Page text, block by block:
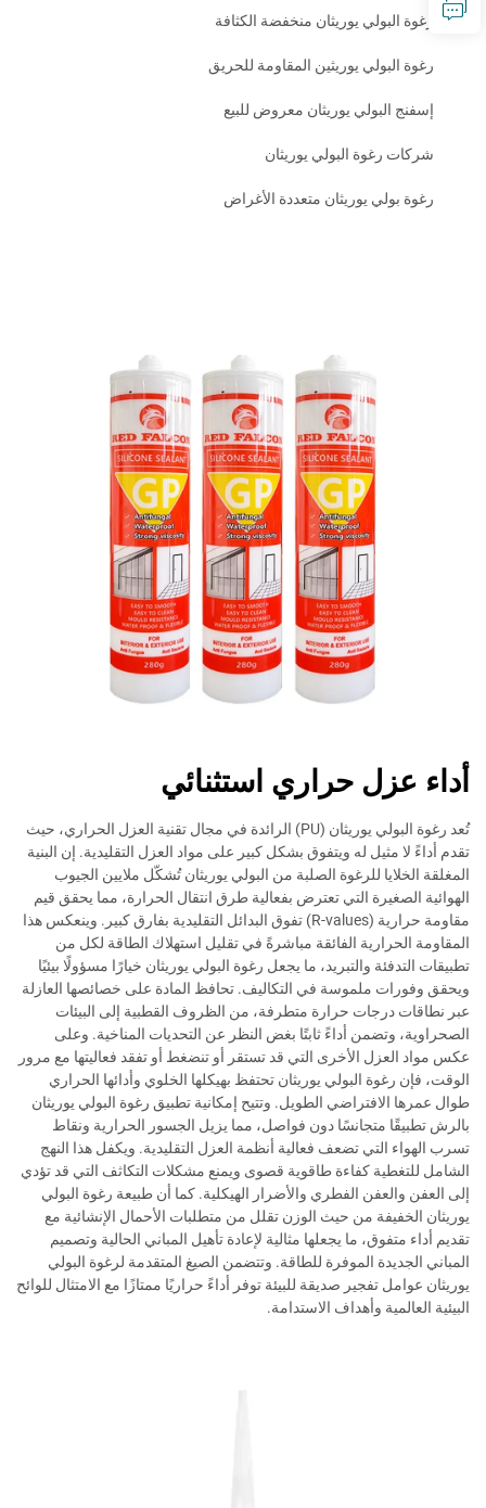
رغوة البولي يوريثان منخفضة الكثافة
رغوة البولي يوريثين المقاومة للحريق
إسفنج البولي يوريثان معروض للبيع
شركات رغوة البولي يوريثان
رغوة بولي يوريثان متعددة الأغراض
أداء عزل حراري استثنائي
تُعد رغوة البولي يوريثان (PU) الرائدة في مجال تقنية العزل الحراري، حيث
تقدم أداءً لا مثيل له ويتفوق بشكل كبير على مواد العزل التقليدية. إن البنية
المغلقة الخلايا للرغوة الصلبة من البولي يوريثان تُشكّل ملايين الجيوب
الهوائية الصغيرة التي تعترض بفعالية طرق انتقال الحرارة، مما يحقق قيم
مقاومة حرارية (R-values) تفوق البدائل التقليدية بفارق كبير. وينعكس هذا
المقاومة الحرارية الفائقة مباشرةً في تقليل استهلاك الطاقة لكل من
تطبيقات التدفئة والتبريد، ما يجعل رغوة البولي يوريثان خيارًا مسؤولًا بيئيًا
ويحقق وفورات ملموسة في التكاليف. تحافظ المادة على خصائصها العازلة
عبر نطاقات درجات حرارة متطرفة، من الظروف القطبية إلى البيئات
الصحراوية، وتضمن أداءً ثابتًا بغض النظر عن التحديات المناخية. وعلى
عكس مواد العزل الأخرى التي قد تستقر أو تنضغط أو تفقد فعاليتها مع مرور
الوقت، فإن رغوة البولي يوريثان تحتفظ بهيكلها الخلوي وأدائها الحراري
طوال عمرها الافتراضي الطويل. وتتيح إمكانية تطبيق رغوة البولي يوريثان
بالرش تطبيقًا متجانسًا دون فواصل، مما يزيل الجسور الحرارية ونقاط
تسرب الهواء التي تضعف فعالية أنظمة العزل التقليدية. ويكفل هذا النهج
الشامل للتغطية كفاءة طاقوية قصوى ويمنع مشكلات التكاثف التي قد تؤدي
إلى العفن والعفن الفطري والأضرار الهيكلية. كما أن طبيعة رغوة البولي
يوريثان الخفيفة من حيث الوزن تقلل من متطلبات الأحمال الإنشائية مع
تقديم أداء متفوق، ما يجعلها مثالية لإعادة تأهيل المباني الحالية وتصميم
المباني الجديدة الموفرة للطاقة. وتتضمن الصيغ المتقدمة لرغوة البولي
يوريثان عوامل تفجير صديقة للبيئة توفر أداءً حراريًا ممتازًا مع الامتثال للوائح
البيئية العالمية وأهداف الاستدامة.